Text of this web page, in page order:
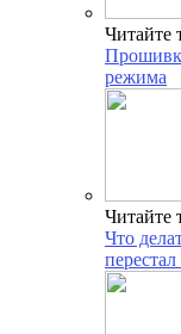
Читайте
режима
Читайте
Что